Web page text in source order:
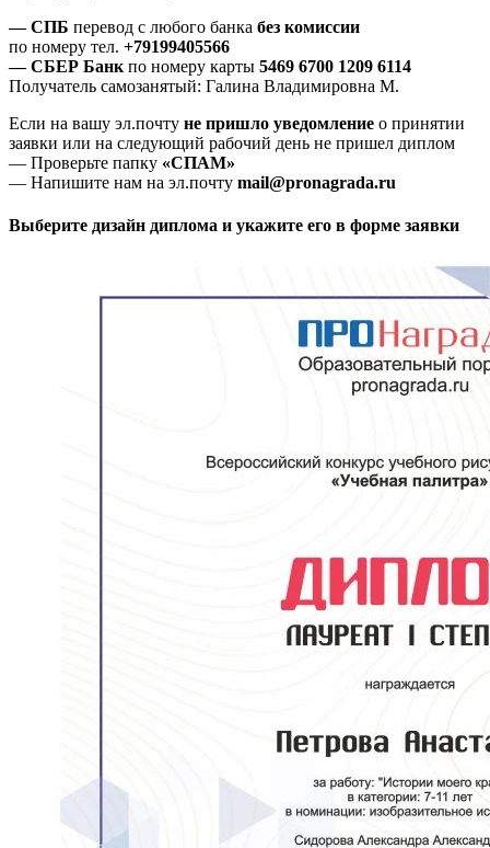
— СПБ перевод с любого банка без комиссии
по номеру тел. +79199405566
— СБЕР Банк по номеру карты 5469 6700 1209 6114
Получатель самозанятый: Галина Владимировна М.
Если на вашу эл.почту не пришло уведомление о принятии
заявки или на следующий рабочий день не пришел диплом
— Проверьте папку «СПАМ»
— Напишите нам на эл.почту mail@pronagrada.ru
Выберите дизайн диплома и укажите его в форме заявки